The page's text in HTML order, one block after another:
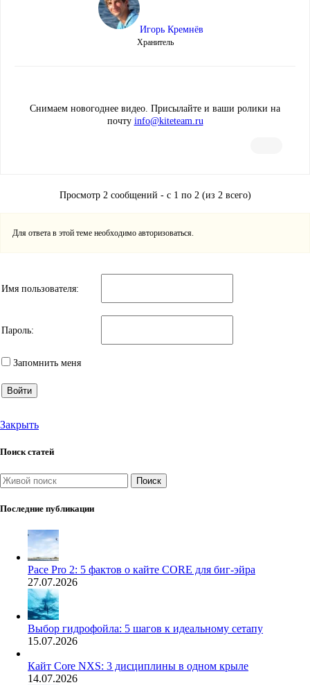
Игорь Кремнёв
Хранитель
Снимаем новогоднее видео. Присылайте и ваши ролики на
почту info@kiteteam.ru
Просмотр 2 сообщений - с 1 по 2 (из 2 всего)
Для ответа в этой теме необходимо авторизоваться.
Имя пользователя:
Пароль:
Запомнить меня
Войти
Закрыть
Поиск статей
Поиск
Последние публикации
Pace Pro 2: 5 фактов о кайте CORE для биг-эйра
27.07.2026
Выбор гидрофойла: 5 шагов к идеальному сетапу
15.07.2026
Кайт Core NXS: 3 дисциплины в одном крыле
14.07.2026